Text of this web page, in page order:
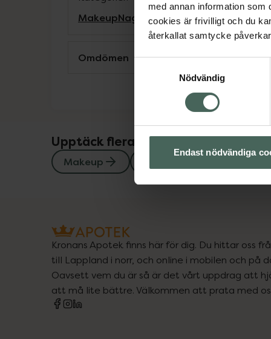
med annan information som
cookies är frivilligt och du
återkallat samtycke
Nödvändig
Endast nödvändiga
MakeupNagellacksborttagningNaglar
Omdömen
Upptäck flera produkter inom
Makeup Nagellacksborttagning
Kronans Apotek finns här för dig. Du hittar oss
till Lappland i norr, och online i mobilen och på
Oavsett vem du är så är det vårt uppdrag att
att må lite bättre. Välkommen att prata med